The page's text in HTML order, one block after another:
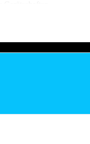
kommen!!